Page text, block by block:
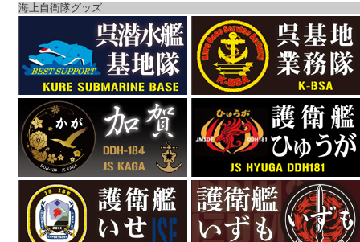
海上自衛隊グッズ